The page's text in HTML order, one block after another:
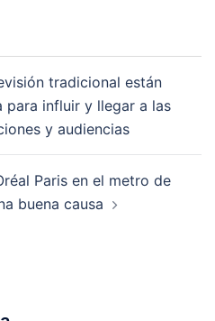
tradicional están
para influir y llegar a las
y audiencias
Paris en el metro de
buena causa